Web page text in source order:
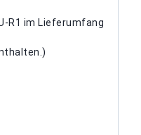
R1 im Lieferumfang